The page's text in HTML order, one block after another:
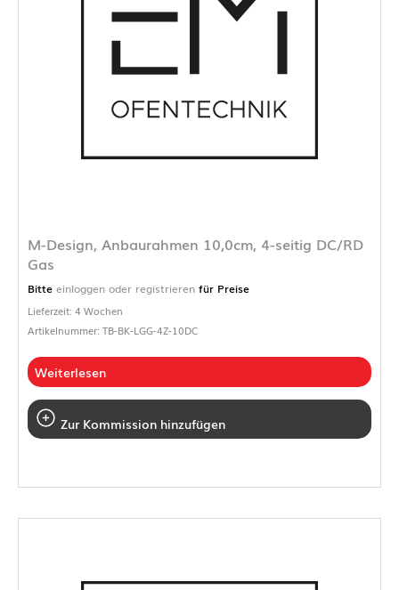
M-Design, Anbaurahmen 10,0cm, 4-seitig DC/RD
Gas
Bitte einloggen oder registrieren für Preise
Lieferzeit: 4 Wochen
Artikelnummer: TB-BK-LGG-4Z-10DC
Weiterlesen
Zur Kommission hinzufügen